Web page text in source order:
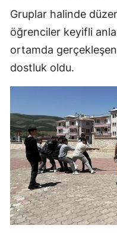
Gruplar halinde
öğrenciler keyifli
ortamda
dostluk oldu.